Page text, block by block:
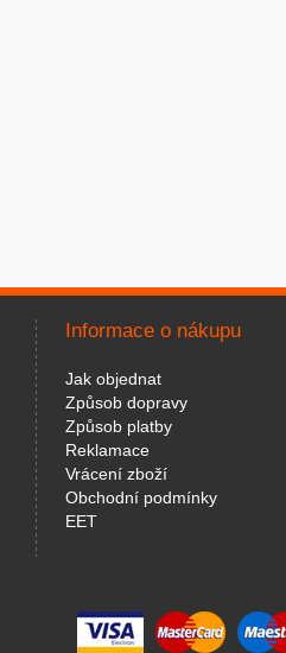
Informace o nákupu
Jak objednat
Způsob dopravy
Způsob platby
Reklamace
Vrácení zboží
Obchodní podmínky
EET